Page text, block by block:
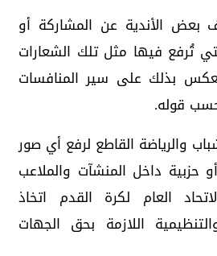
بعض الأندية عن المشاركة أو
تُرفع فيها مثل تلك الشعارات
بذلك على سير المنافسات
حسب قوله.
والرياضة القاطع لرفع أي صور
حزبية داخل المنشآت والملاعب
العام لكرة القدم اتخاذ
اللازمة بحق الجهات